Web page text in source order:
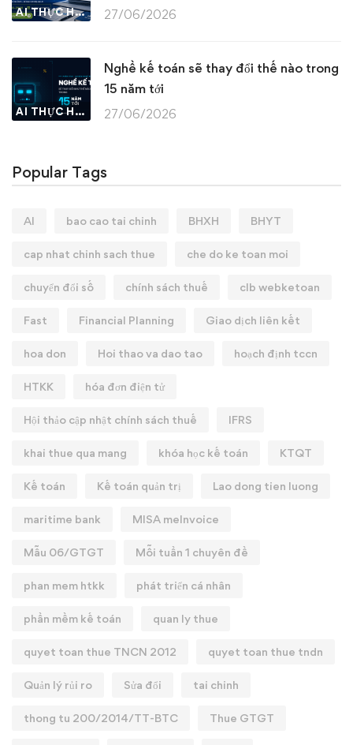
AI THỰC HÀNH 27/06/2026
AI THỰC HÀNH
Nghề kế toán sẽ thay đổi thế nào trong
15 năm tới
27/06/2026
Popular Tags
AI bao cao tai chinh BHXH BHYT
cap nhat chinh sach thue che do ke toan moi
chuyển đổi số chính sách thuế clb webketoan
Fast Financial Planning Giao dịch liên kết
hoa don Hoi thao va dao tao hoạch định tccn
HTKK hóa đơn điện tử
Hội thảo cập nhật chính sách thuế IFRS
khai thue qua mang khóa học kế toán KTQT
Kế toán Kế toán quản trị Lao dong tien luong
maritime bank MISA meInvoice
Mẫu 06/GTGT Mỗi tuần 1 chuyên đề
phan mem htkk phát triển cá nhân
phần mềm kế toán quan ly thue
quyet toan thue TNCN 2012 quyet toan thue tndn
Quản lý rủi ro Sửa đổi tai chinh
thong tu 200/2014/TT-BTC Thue GTGT